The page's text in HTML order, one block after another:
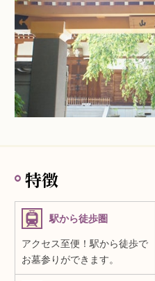
特徴
駅から徒歩圏
アクセス至便！駅から徒歩で
お墓参りができます。